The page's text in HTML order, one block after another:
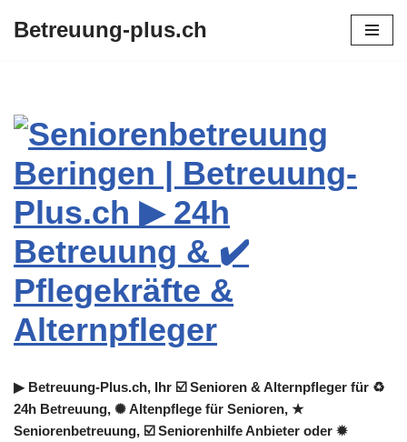
Betreuung-plus.ch
▶︎ Betreuung-Plus.ch, Ihr ☑️ Senioren & Alternpfleger für ♻
24h Betreuung, ✺ Altenpflege für Senioren, ★
Seniorenbetreuung, ☑️ Seniorenhilfe Anbieter oder ✹